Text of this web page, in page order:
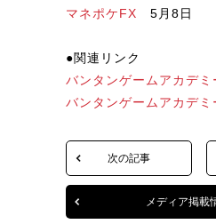
マネポケFX 5月8日
●関連リンク
バンタンゲームアカデミ
バンタンゲームアカデミ
次の記事
メディア掲載